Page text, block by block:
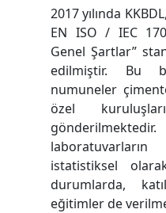
2017 yılında
EN ISO / IEC
Genel Şartlar”
edilmiştir. Bu
numuneler
özel
istatistiksel
durumlarda,
eğitimler de